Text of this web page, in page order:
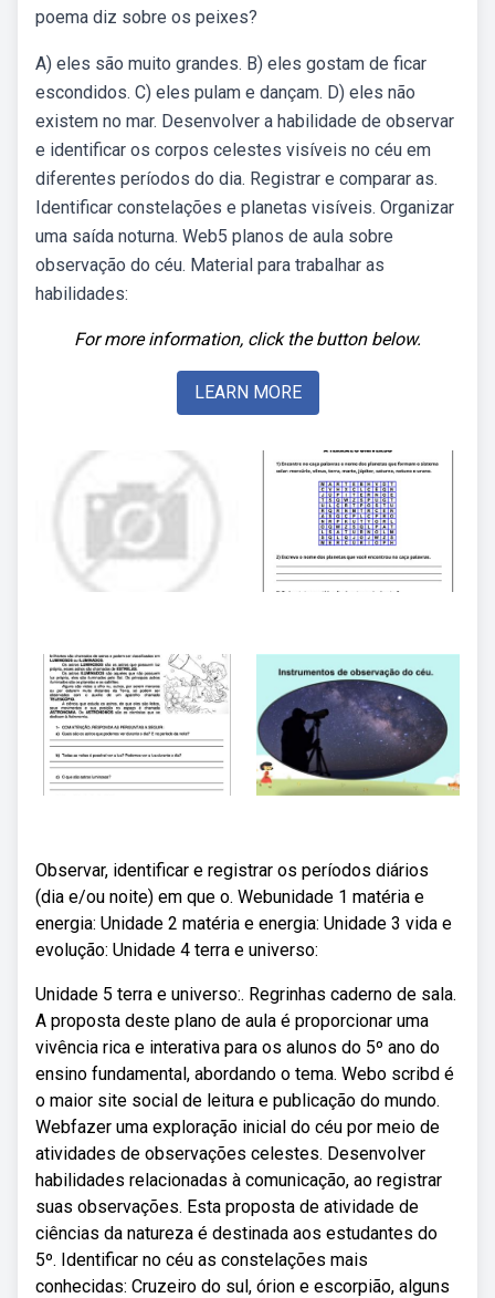
poema diz sobre os peixes?
A) eles são muito grandes. B) eles gostam de ficar
escondidos. C) eles pulam e dançam. D) eles não
existem no mar. Desenvolver a habilidade de observar
e identificar os corpos celestes visíveis no céu em
diferentes períodos do dia. Registrar e comparar as.
Identificar constelações e planetas visíveis. Organizar
uma saída noturna. Web5 planos de aula sobre
observação do céu. Material para trabalhar as
habilidades:
For more information, click the button below.
LEARN MORE
Observar, identificar e registrar os períodos diários
(dia e/ou noite) em que o. Webunidade 1 matéria e
energia: Unidade 2 matéria e energia: Unidade 3 vida e
evolução: Unidade 4 terra e universo:
Unidade 5 terra e universo:. Regrinhas caderno de sala.
A proposta deste plano de aula é proporcionar uma
vivência rica e interativa para os alunos do 5º ano do
ensino fundamental, abordando o tema. Webo scribd é
o maior site social de leitura e publicação do mundo.
Webfazer uma exploração inicial do céu por meio de
atividades de observações celestes. Desenvolver
habilidades relacionadas à comunicação, ao registrar
suas observações. Esta proposta de atividade de
ciências da natureza é destinada aos estudantes do
5º. Identificar no céu as constelações mais
conhecidas: Cruzeiro do sul, órion e escorpião, alguns